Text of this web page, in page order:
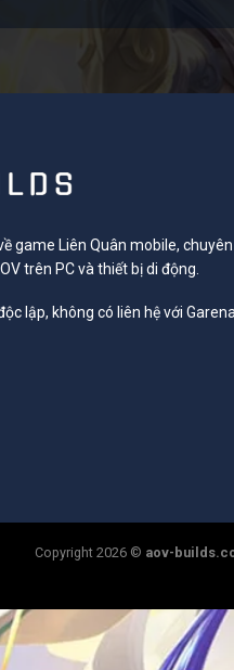
game Liên Quân mobile,
trên PC và thiết bị di động.
lập, không có liên hệ với Garena
Copyright 2026 © aov-